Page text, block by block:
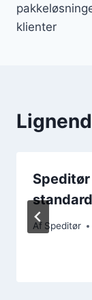
klienter
standard
Af Speditør